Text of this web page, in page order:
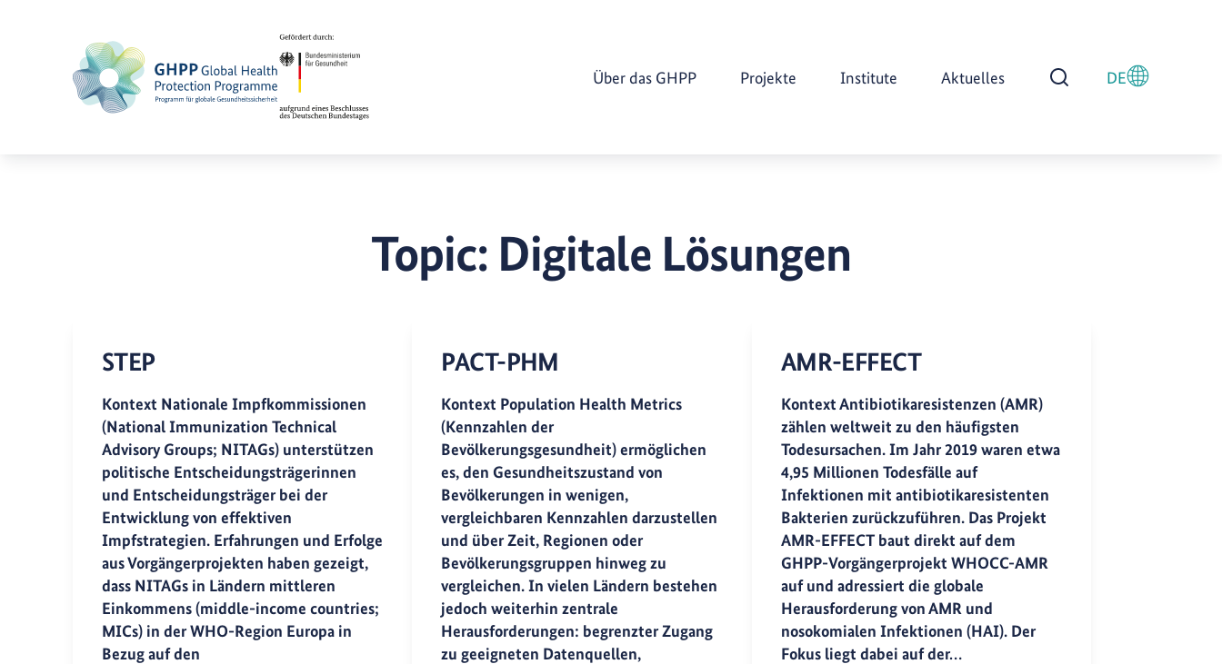
Über das GHPP Projekte Institute Aktuelles
Suche öffnen
DE
Topic: Digitale Lösungen
STEP
Kontext Nationale Impfkommissionen
(National Immunization Technical
Advisory Groups; NITAGs) unterstützen
politische Entscheidungsträgerinnen
und Entscheidungsträger bei der
Entwicklung von effektiven
Impfstrategien. Erfahrungen und Erfolge
aus Vorgängerprojekten haben gezeigt,
dass NITAGs in Ländern mittleren
Einkommens (middle-income countries;
MICs) in der WHO-Region Europa in
Bezug auf den
PACT-PHM
Kontext Population Health Metrics
(Kennzahlen der
Bevölkerungsgesundheit) ermöglichen
es, den Gesundheitszustand von
Bevölkerungen in wenigen,
vergleichbaren Kennzahlen darzustellen
und über Zeit, Regionen oder
Bevölkerungsgruppen hinweg zu
vergleichen. In vielen Ländern bestehen
jedoch weiterhin zentrale
Herausforderungen: begrenzter Zugang
zu geeigneten Datenquellen,
AMR-EFFECT
Kontext Antibiotikaresistenzen (AMR)
zählen weltweit zu den häufigsten
Todesursachen. Im Jahr 2019 waren etwa
4,95 Millionen Todesfälle auf
Infektionen mit antibiotikaresistenten
Bakterien zurückzuführen. Das Projekt
AMR-EFFECT baut direkt auf dem
GHPP-Vorgängerprojekt WHOCC-AMR
auf und adressiert die globale
Herausforderung von AMR und
nosokomialen Infektionen (HAI). Der
Fokus liegt dabei auf der…